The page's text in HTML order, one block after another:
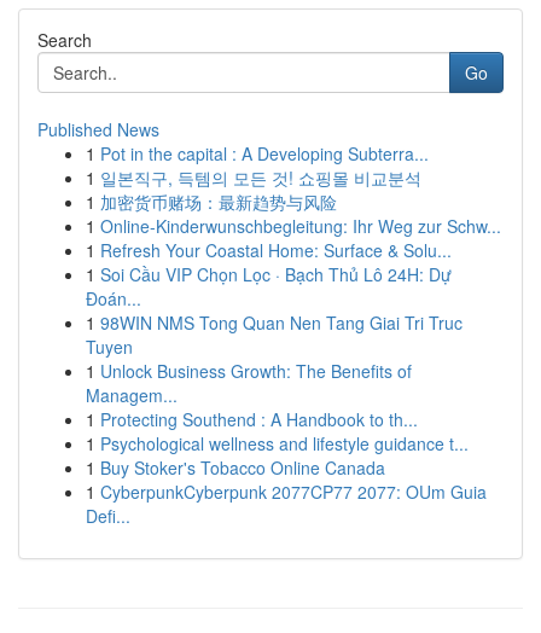
Search
Go
Published News
1 Pot in the capital : A Developing Subterra...
1 일본직구, 득템의 모든 것! 쇼핑몰 비교분석
1 加密货币赌场：最新趋势与风险
1 Online-Kinderwunschbegleitung: Ihr Weg zur Schw...
1 Refresh Your Coastal Home: Surface & Solu...
1 Soi Cầu VIP Chọn Lọc · Bạch Thủ Lô 24H: Dự
Đoán...
1 98WIN NMS Tong Quan Nen Tang Giai Tri Truc
Tuyen
1 Unlock Business Growth: The Benefits of
Managem...
1 Protecting Southend : A Handbook to th...
1 Psychological wellness and lifestyle guidance t...
1 Buy Stoker's Tobacco Online Canada
1 CyberpunkCyberpunk 2077CP77 2077: OUm Guia
Defi...